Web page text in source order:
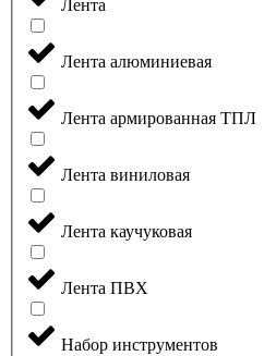
Лента
Лента алюминиевая
Лента армированная ТПЛ
Лента виниловая
Лента каучуковая
Лента ПВХ
Набор инструментов